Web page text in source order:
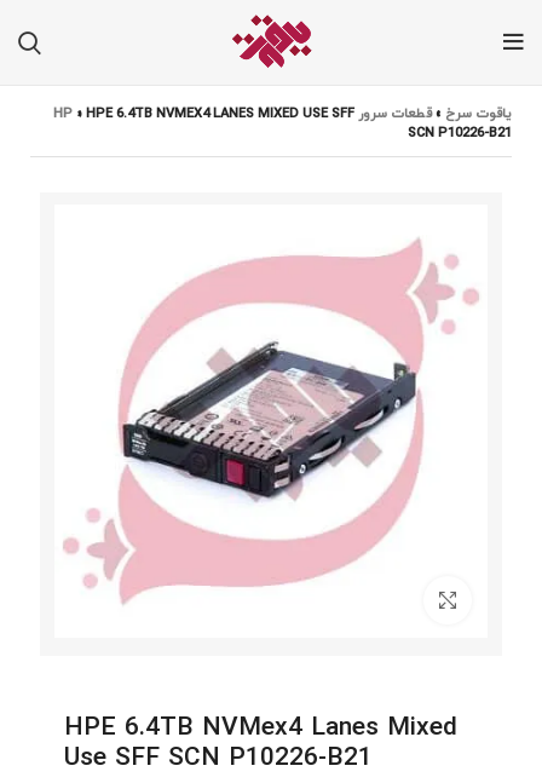
یاقوت سرخ »قطعات سرور HP »HPE 6.4TB NVMEX4 LANES MIXED USE SFF
SCN P10226-B21
HPE 6.4TB NVMex4 Lanes Mixed
Use SFF SCN P10226-B21